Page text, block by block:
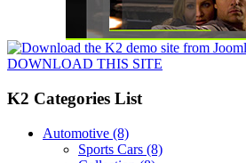
DOWNLOAD THIS SITE
K2 Categories List
Automotive (8)
Sports Cars (8)